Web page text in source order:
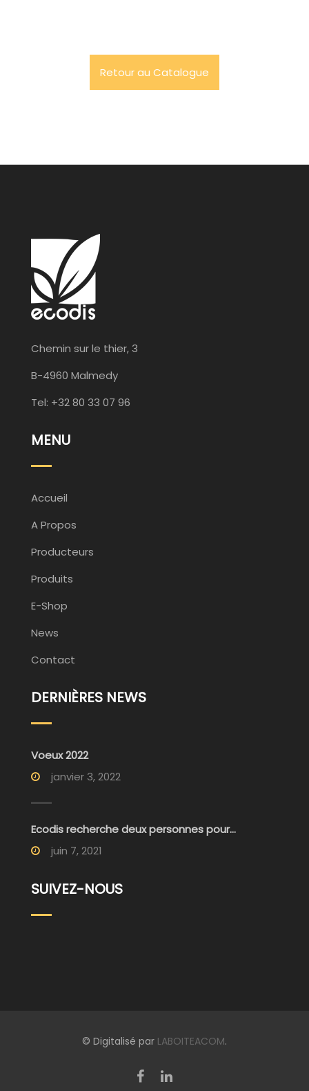
Retour au Catalogue
Chemin sur le thier, 3
B-4960 Malmedy
Tel: +32 80 33 07 96
MENU
Accueil
A Propos
Producteurs
Produits
E-Shop
News
Contact
DERNIÈRES NEWS
Voeux 2022
janvier 3, 2022
Ecodis recherche deux personnes pour...
juin 7, 2021
SUIVEZ-NOUS
© Digitalisé par LABOITEACOM.